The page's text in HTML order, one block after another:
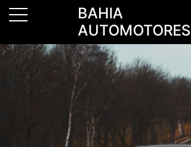
BAHIA
AUTOMOTORES